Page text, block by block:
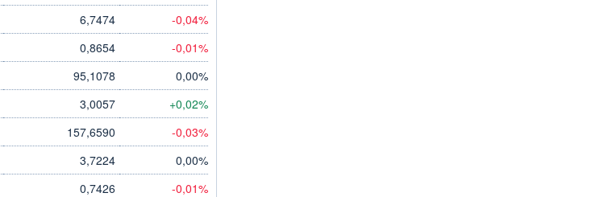
6,7474 -0,04%
0,8654 -0,01%
95,1078 0,00%
3,0057 +0,02%
157,6590 -0,03%
3,7224 0,00%
0,7426 -0,01%